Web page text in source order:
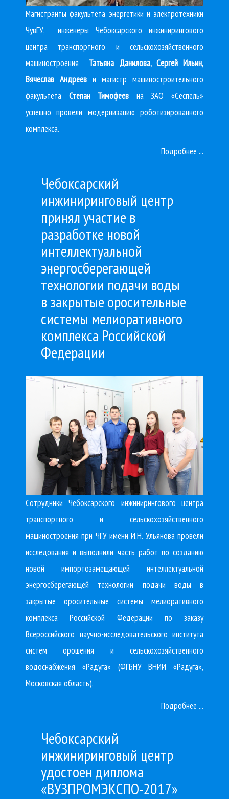
Магистранты факультета энергетики и электротехники
ЧувГУ, инженеры Чебоксарского инжинирингового
центра транспортного и сельскохозяйственного
машиностроения Татьяна Данилова, Сергей Ильин,
Вячеслав Андреев и магистр машиностроительного
факультета Степан Тимофеев на ЗАО «Сеспель»
успешно провели модернизацию роботизированного
комплекса.
Подробнее ...
Чебоксарский
инжиниринговый центр
принял участие в
разработке новой
интеллектуальной
энергосберегающей
технологии подачи воды
в закрытые оросительные
системы мелиоративного
комплекса Российской
Федерации
Сотрудники Чебоксарского инжинирингового центра
транспортного и сельскохозяйственного
машиностроения при ЧГУ имени И.Н. Ульянова провели
исследования и выполнили часть работ по созданию
новой импортозамещающей интеллектуальной
энергосберегающей технологии подачи воды в
закрытые оросительные системы мелиоративного
комплекса Российской Федерации по заказу
Всероссийского научно-исследовательского института
систем орошения и сельскохозяйственного
водоснабжения «Радуга» (ФГБНУ ВНИИ «Радуга»,
Московская область).
Подробнее ...
Чебоксарский
инжиниринговый центр
удостоен диплома
«ВУЗПРОМЭКСПО-2017»